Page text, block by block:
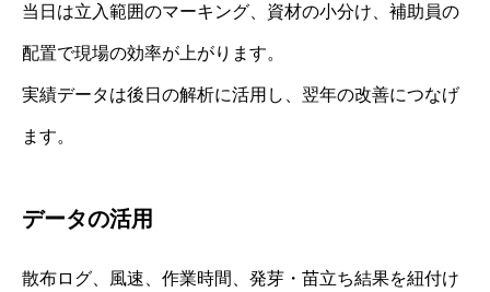
当日は立入範囲のマーキング、資材の小分け、補助員の
配置で現場の効率が上がります。
実績データは後日の解析に活用し、翌年の改善につなげ
ます。
データの活用
散布ログ、風速、作業時間、発芽・苗立ち結果を紐付け